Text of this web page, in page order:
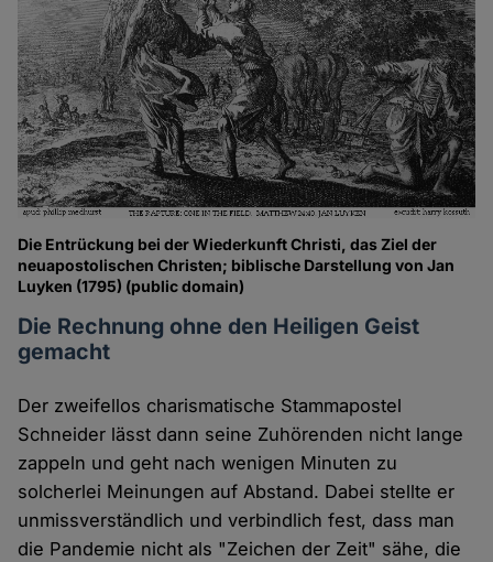
Die Entrückung bei der Wiederkunft Christi, das Ziel der
neuapostolischen Christen; biblische Darstellung von Jan
Luyken (1795) (public domain)
Die Rechnung ohne den Heiligen Geist
gemacht
Der zweifellos charismatische Stammapostel
Schneider lässt dann seine Zuhörenden nicht lange
zappeln und geht nach wenigen Minuten zu
solcherlei Meinungen auf Abstand. Dabei stellte er
unmissverständlich und verbindlich fest, dass man
die Pandemie nicht als "Zeichen der Zeit" sähe, die